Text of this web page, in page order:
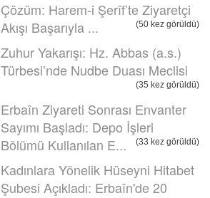
Çözüm: Harem-i Şerîf’te Ziyaretçi
Akışı Başarıyla ...
(50 kez görüldü)
Zuhur Yakarışı: Hz. Abbas (a.s.)
Türbesi’nde Nudbe Duası Meclisi
(35 kez görüldü)
Erbaîn Ziyareti Sonrası Envanter
Sayımı Başladı: Depo İşleri
Bölümü Kullanılan E...
(33 kez görüldü)
Kadınlara Yönelik Hüseyni Hitabet
Şubesi Açıkladı: Erbaîn'de 20